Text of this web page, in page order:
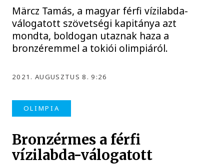
Märcz Tamás, a magyar férfi vízilabda-
válogatott szövetségi kapitánya azt
mondta, boldogan utaznak haza a
bronzéremmel a tokiói olimpiáról.
2021. AUGUSZTUS 8. 9:26
OLIMPIA
Bronzérmes a férfi
vízilabda-válogatott